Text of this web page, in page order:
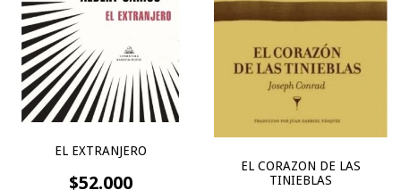
EL EXTRANJERO
$52.000
EL CORAZON DE LAS
TINIEBLAS